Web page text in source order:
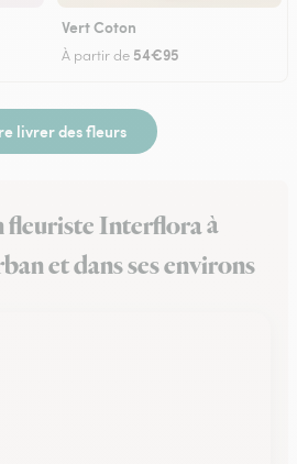
Vert Coton
À partir de 54€95
livrer des fleurs
fleuriste Interflora à
et dans ses environs